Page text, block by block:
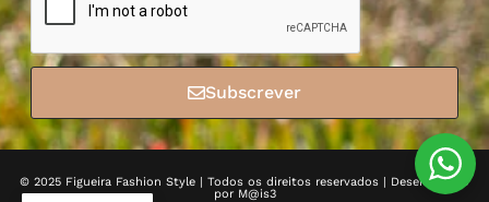
Subscrever
© 2025 Figueira Fashion Style | Todos os direitos reservados | Desenvolvido
por M@is3